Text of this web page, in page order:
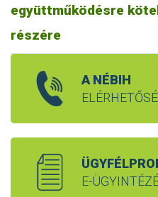
együttműködésre
részére
A NÉBIH
E-